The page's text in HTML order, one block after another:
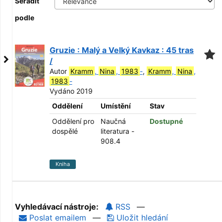
podle
Gruzie : Malý a Velký Kavkaz : 45 tras
/
Autor Kramm , Nina , 1983 -, Kramm , Nina ,
1983 -
Vydáno 2019
Oddělení
Umístění
Stav
Oddělení pro
dospělé
Naučná
literatura -
908.4
Dostupné
Kniha
Vyhledávací nástroje: RSS
—
Poslat emailem
— Uložit hledání